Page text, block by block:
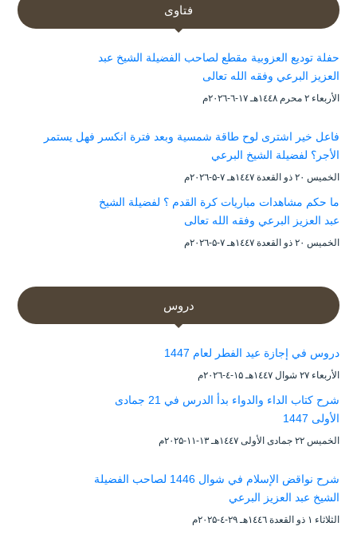
فتاوى
حفلة توديع العزوبية مقطع لصاحب الفضيلة الشيخ عبد
العزيز البرعي وفقه الله تعالى
الأربعاء ۲ محرم ۱٤٤۸هـ ۱۷-٦-۲۰۲٦م
فاعل خير اشترى لوح طاقة شمسية وبعد فترة انكسر فهل يستمر
الأجر؟ لفضيلة الشيخ البرعي
الخميس ۲۰ ذو القعدة ۱٤٤۷هـ ۷-۵-۲۰۲٦م
ما حكم مشاهدات مباريات كرة القدم ؟ لفضيلة الشيخ
عبد العزيز البرعي وفقه الله تعالى
الخميس ۲۰ ذو القعدة ۱٤٤۷هـ ۷-۵-۲۰۲٦م
دروس
دروس في إجازة عيد الفطر لعام 1447
الأربعاء ۲۷ شوال ۱٤٤۷هـ ۱۵-٤-۲۰۲٦م
شرح كتاب الداء والدواء بدأ الدرس في 21 جمادى
الأولى 1447
الخميس ۲۲ جمادى الأولى ۱٤٤۷هـ ۱۳-۱۱-۲۰۲۵م
شرح نواقض الإسلام في شوال 1446 لصاحب الفضيلة
الشيخ عبد العزيز البرعي
الثلاثاء ۱ ذو القعدة ۱٤٤٦هـ ۲۹-٤-۲۰۲۵م